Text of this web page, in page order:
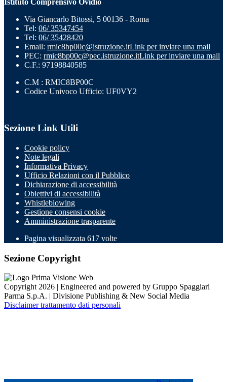
Via Giancarlo Bitossi, 5 00136 - Roma
Tel: 06/ 35347454
Tel: 06/ 35428420
Email: rmic8bp00c@istruzione.itLink per inviare una mail
PEC: rmic8bp00c@pec.istruzione.itLink per inviare una mail
C.F.: 97198840585
C.M : RMIC8BP00C
Codice Univoco Ufficio: UF0VY2
Sezione Link Utili
Cookie policy
Note legali
Informativa Privacy
Ufficio Relazioni con il Pubblico
Dichiarazione di accessibilità
Obiettivi di accessibilità
Whistleblowing
Gestione consensi cookie
Amministrazione trasparente
Pagina visualizzata 617 volte
Sezione Copyright
Copyright 2026 | Engineered and powered by Gruppo Spaggiari
Parma S.p.A. | Divisione Publishing & New Social Media
Disclaimer trattamento dati personali